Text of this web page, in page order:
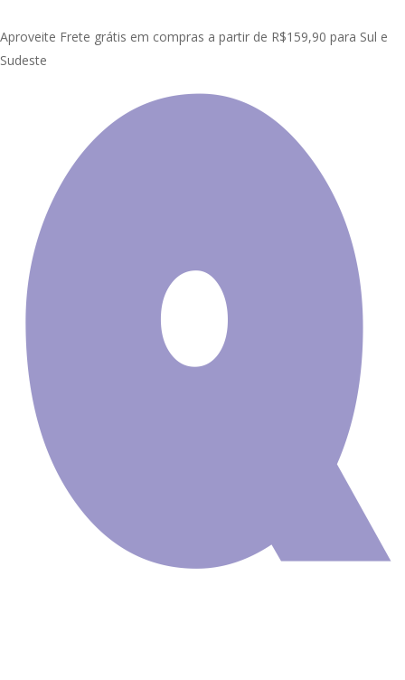
to
main
Aproveite Frete grátis em compras a partir de R$159,90 para Sul e
Sudeste
Painel Adesivo de Parede
Painel Adesivo
Natureza Praia Mar GG499